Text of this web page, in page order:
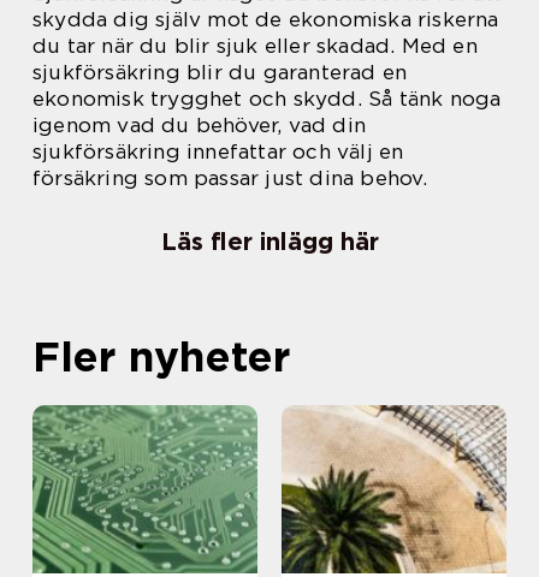
skydda dig själv mot de ekonomiska riskerna
du tar när du blir sjuk eller skadad. Med en
sjukförsäkring blir du garanterad en
ekonomisk trygghet och skydd. Så tänk noga
igenom vad du behöver, vad din
sjukförsäkring innefattar och välj en
försäkring som passar just dina behov.
Läs fler inlägg här
Fler nyheter